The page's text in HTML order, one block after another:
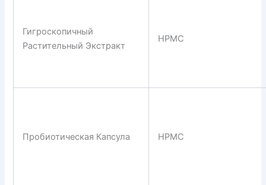
Гигроскопичный
Растительный Экстракт
HPMC
Пробиотическая Капсула HPMC